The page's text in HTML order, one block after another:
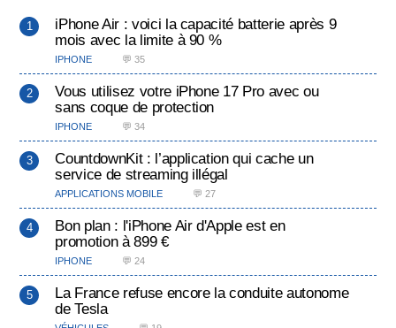
iPhone Air : voici la capacité batterie après 9
mois avec la limite à 90 %
IPHONE 💬 35
Vous utilisez votre iPhone 17 Pro avec ou
sans coque de protection
IPHONE 💬 34
CountdownKit : l’application qui cache un
service de streaming illégal
APPLICATIONS MOBILE 💬 27
Bon plan : l'iPhone Air d'Apple est en
promotion à 899 €
IPHONE 💬 24
La France refuse encore la conduite autonome
de Tesla